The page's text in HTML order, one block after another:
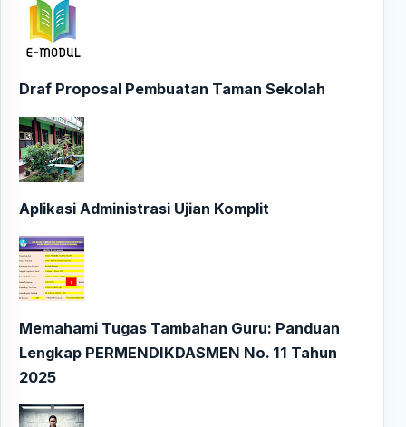
Draf Proposal Pembuatan Taman Sekolah
Aplikasi Administrasi Ujian Komplit
Memahami Tugas Tambahan Guru: Panduan
Lengkap PERMENDIKDASMEN No. 11 Tahun
2025